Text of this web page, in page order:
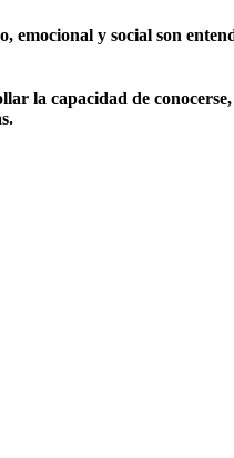
y social son
la capacidad de